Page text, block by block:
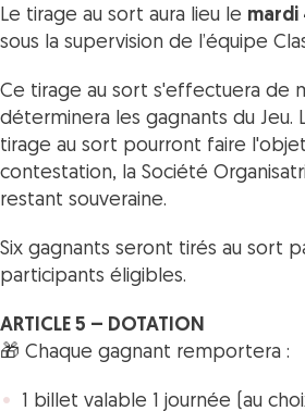
Le tirage au sort aura lieu le mardi
sous la supervision de l’équipe
Ce tirage au sort s'effectuera de
déterminera les gagnants du Jeu.
tirage au sort pourront faire
contestation, la Société
restant souveraine.
Six gagnants seront tirés au sort
participants éligibles.
ARTICLE 5 – DOTATION
🎁 Chaque gagnant remportera :
1 billet valable 1 journée (au